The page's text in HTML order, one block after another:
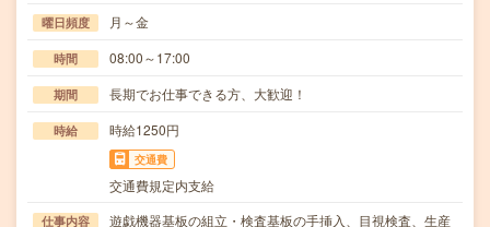
曜日頻度 月～金
時間 08:00～17:00
期間 長期でお仕事できる方、大歓迎！
時給 時給1250円
交通費
交通費規定内支給
仕事内容 遊戯機器基板の組立・検査基板の手挿入、目視検査、生産